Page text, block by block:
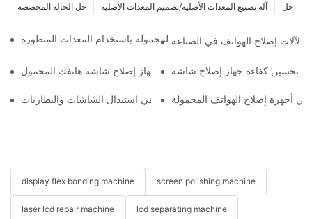
حل آلة تصنيع المعدات الأصلية/تصميم المعدات الأصلية حل الحالة المخصصة
تحسين سير عمل إصلاح الهواتف المحمولة باستخدام المعدات المتطورة
لآلات إصلاح الهواتف في الصناعة
اختيار الملحقات المناسبة لجهاز إصلاح شاشة هاتفك المحمول
استخدامات أجهزة إصلاح الهواتف في استبدال الشاشات والبطاريات
في أجهزة إصلاح الهواتف المحمولة
display flex bonding machine screen polishing machine
laser lcd repair machine lcd separating machine